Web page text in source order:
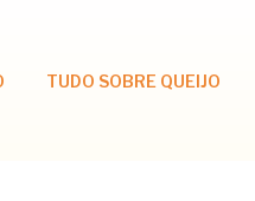
TUDO SOBRE QUEIJO